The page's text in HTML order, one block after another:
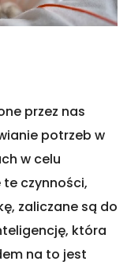
przez nas
potrzeb w
w celu
czynności,
zaliczane są do
która
na to jest